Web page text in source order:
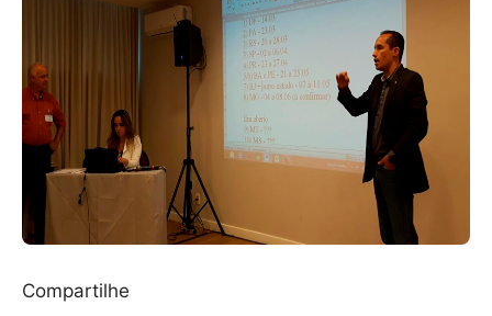
Compartilhe